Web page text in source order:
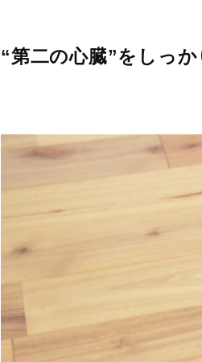
“第二の心臓”をしっ